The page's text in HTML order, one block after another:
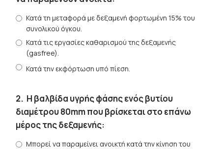
Κατά τη μεταφορά με δεξαμενή φορτωμένη 15% του
συνολικού όγκου.
Κατά τις εργασίες καθαρισμού της δεξαμενής
(gasfree).
Κατά την εκφόρτωση υπό πίεση.
2. Η βαλβίδα υγρής φάσης ενός βυτίου
διαμέτρου 80mm που βρίσκεται στο επάνω
μέρος της δεξαμενής:
Μπορεί να παραμείνει ανοικτή κατά την κίνηση του